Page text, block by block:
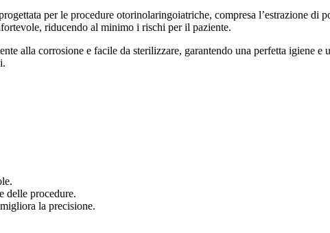
per le procedure otorinolaringoiatriche, compresa l’estrazione di
riducendo al minimo i rischi per il paziente.
alla corrosione e facile da sterilizzare, garantendo una perfetta igiene
delle procedure.
la precisione.